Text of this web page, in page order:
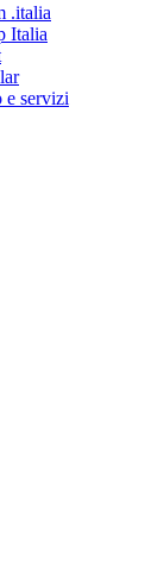
.italia
Italia
e servizi